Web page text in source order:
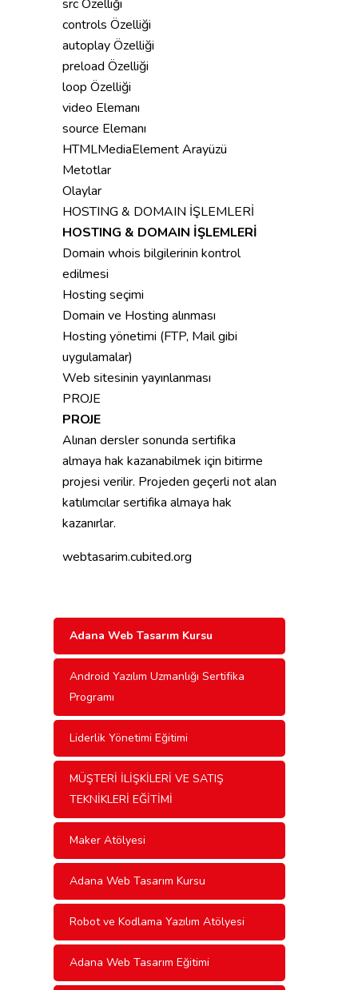
Adana Web Tasarım Kursu
Android Yazılım Uzmanlığı Sertifika
Programı
Liderlik Yönetimi Eğitimi
MÜŞTERİ İLİŞKİLERİ VE SATIŞ
TEKNİKLERİ EĞİTİMİ
Maker Atölyesi
Adana Web Tasarım Kursu
Robot ve Kodlama Yazılım Atölyesi
Adana Web Tasarım Eğitimi
src Özelliği
controls Özelliği
autoplay Özelliği
preload Özelliği
loop Özelliği
video Elemanı
source Elemanı
HTMLMediaElement Arayüzü
Metotlar
Olaylar
HOSTING & DOMAIN İŞLEMLERİ
HOSTING & DOMAIN İŞLEMLERİ
Domain whois bilgilerinin kontrol
edilmesi
Hosting seçimi
Domain ve Hosting alınması
Hosting yönetimi (FTP, Mail gibi
uygulamalar)
Web sitesinin yayınlanması
PROJE
PROJE
Alınan dersler sonunda sertifika
almaya hak kazanabilmek için bitirme
projesi verilir. Projeden geçerli not alan
katılımcılar sertifika almaya hak
kazanırlar.
webtasarim.cubited.org